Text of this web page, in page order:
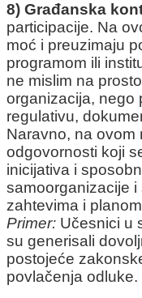
8) Građanska
participacije. Na
moć i preuzimaju
programom ili
ne mislim na
organizacija, nego
regulativu,
Naravno, na ovom
odgovornosti koji
inicijativa i
samoorganizacije
zahtevima i
Primer: Učesnici u
su generisali
postojeće
povlačenja odluke.